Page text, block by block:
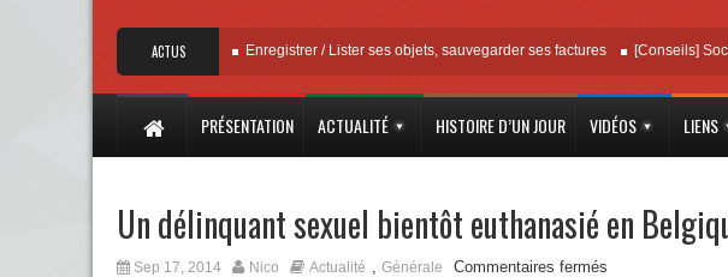
ACTUS
» – Mise à jour Apple Enregistrer / Lister ses objets, sauvegarder ses factures [Conseils] Société de
PRÉSENTATION ACTUALITÉ HISTOIRE D’UN JOUR VIDÉOS LIENS
Un délinquant sexuel bientôt euthanasié en
Sep 17, 2014 Nico Actualité , Générale Commentaires fermés